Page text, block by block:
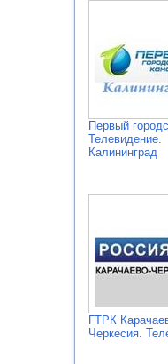
Первый
Телевидение.
Калининград
ГТРК
Черкесия.